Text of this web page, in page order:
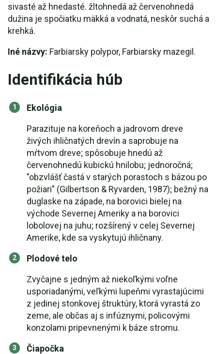
sivasté až hnedasté. žltohnedá až červenohnedá
dužina je spočiatku mäkká a vodnatá, neskôr suchá a
krehká.
Iné názvy: Farbiarsky polypor, Farbiarsky mazegil.
Identifikácia húb
Ekológia
Parazituje na koreňoch a jadrovom dreve
živých ihličnatých drevín a saprobuje na
mŕtvom dreve; spôsobuje hnedú až
červenohnedú kubickú hnilobu; jednoročná;
"obzvlášť častá v starých porastoch s bázou po
požiari" (Gilbertson & Ryvarden, 1987); bežný na
duglaske na západe, na borovici bielej na
východe Severnej Ameriky a na borovici
lobolovej na juhu; rozšírený v celej Severnej
Amerike, kde sa vyskytujú ihličnany.
Plodové telo
Zvyčajne s jedným až niekoľkými voľne
usporiadanými, veľkými lupeňmi vyrastajúcimi
z jedinej stonkovej štruktúry, ktorá vyrastá zo
zeme, ale občas aj s infúznymi, policovými
konzolami pripevnenými k báze stromu.
Čiapočka